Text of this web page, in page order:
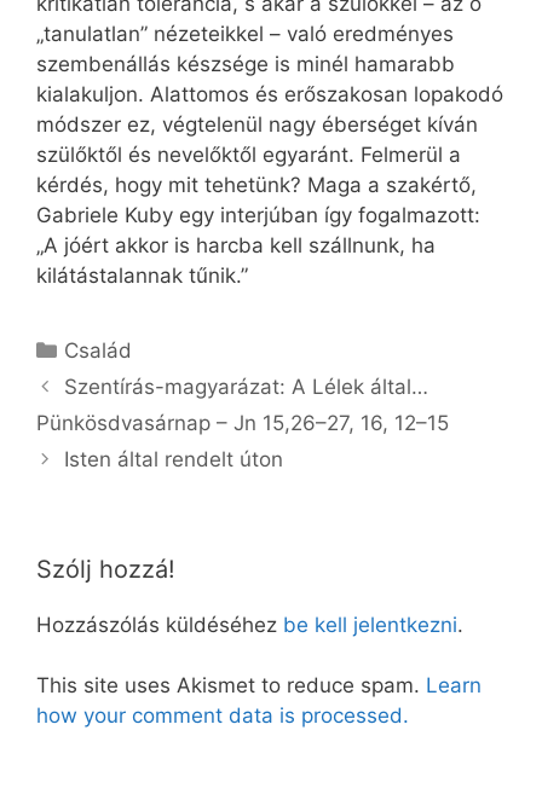
„tanulatlan” nézeteikkel – való eredményes
szembenállás készsége is minél hamarabb
kialakuljon. Alattomos és erőszakosan lopakodó
módszer ez, végtelenül nagy éberséget kíván
szülőktől és nevelőktől egyaránt. Felmerül a
kérdés, hogy mit tehetünk? Maga a szakértő,
Gabriele Kuby egy interjúban így fogalmazott:
„A jóért akkor is harcba kell szállnunk, ha
kilátástalannak tűnik.”
Kategória
Család
Szentírás-magyarázat: A Lélek által…
Pünkösdvasárnap – Jn 15,26–27, 16, 12–15
Isten által rendelt úton
Szólj hozzá!
Hozzászólás küldéséhez be kell jelentkezni.
This site uses Akismet to reduce spam. Learn
how your comment data is processed.